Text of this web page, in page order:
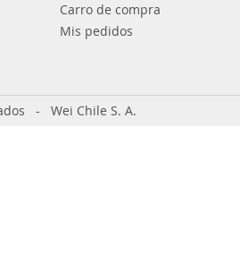
Carro de compra
Mis pedidos
- Wei Chile S. A.